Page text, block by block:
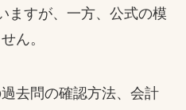
ますが、一方、公式の模
ん。
去問の確認方法、会計